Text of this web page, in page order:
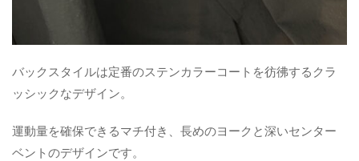
バックスタイルは定番のステンカラーコートを彷彿するクラ
ッシックなデザイン。
運動量を確保できるマチ付き、長めのヨークと深いセンター
ベントのデザインです。